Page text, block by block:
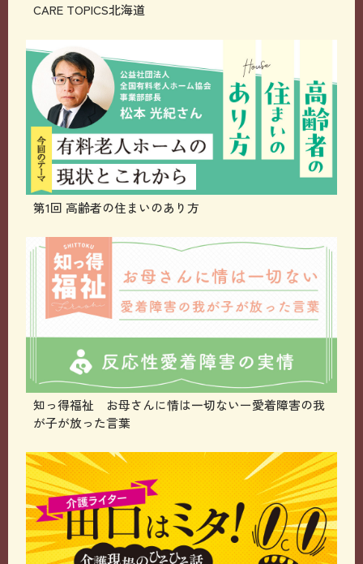
CARE TOPICS北海道
第1回 高齢者の住まいのあり方
知っ得福祉 お母さんに情は一切ないー愛着障害の我
が子が放った言葉